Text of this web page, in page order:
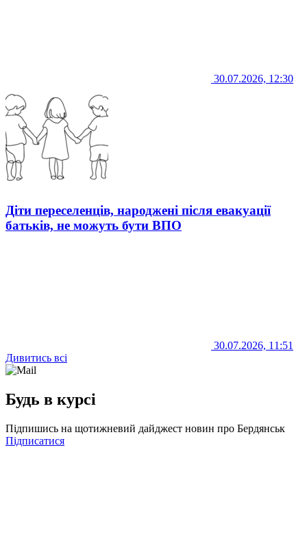
30.07.2026, 12:30
Діти переселенців, народжені після евакуації
батьків, не можуть бути ВПО
30.07.2026, 11:51
Дивитись всі
Будь в курсі
Підпишись на щотижневий дайджест новин про Бердянськ
Підписатися